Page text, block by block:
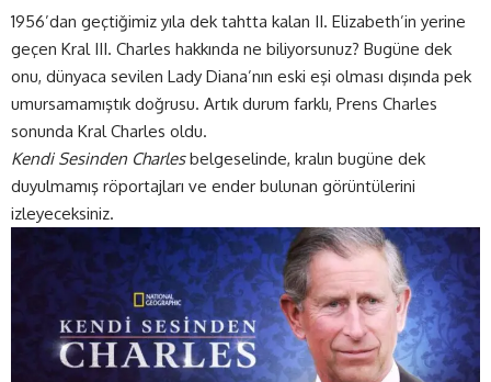
1956’dan geçtiğimiz yıla dek tahtta kalan II. Elizabeth’in yerine
geçen Kral III. Charles hakkında ne biliyorsunuz? Bugüne dek
onu, dünyaca sevilen Lady Diana’nın eski eşi olması dışında pek
umursamamıştık doğrusu. Artık durum farklı, Prens Charles
sonunda Kral Charles oldu.
Kendi Sesinden Charlesbelgeselinde, kralın bugüne dek
duyulmamış röportajları ve ender bulunan görüntülerini
izleyeceksiniz.